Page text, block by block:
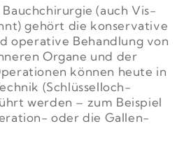
(auch Vis­
gehört die konserva­tive
opera­tive Be­handlung von
Organe und der
können heute in
(Schlüssel­­loch-
werden – zum Beispiel
oder die Gallen­­